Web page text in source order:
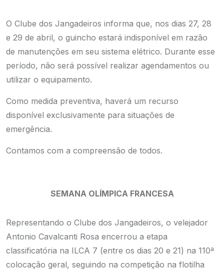
O Clube dos Jangadeiros informa que, nos dias 27, 28
e 29 de abril, o guincho estará indisponível em razão
de manutenções em seu sistema elétrico. Durante esse
período, não será possível realizar agendamentos ou
utilizar o equipamento.
Como medida preventiva, haverá um recurso
disponível exclusivamente para situações de
emergência.
Contamos com a compreensão de todos.
SEMANA OLÍMPICA FRANCESA
Representando o Clube dos Jangadeiros, o velejador
Antonio Cavalcanti Rosa encerrou a etapa
classificatória na ILCA 7 (entre os dias 20 e 21) na 110ª
colocação geral, seguindo na competição na flotilha